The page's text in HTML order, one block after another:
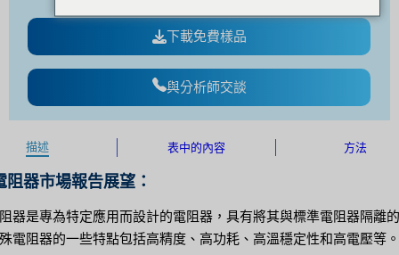
下載免費樣品
與分析師交談
描述 表中的內容 方法
阻器市場報告展望：
器是專為特定應用而設計的電阻器，具有將其與標準電阻器隔離
電阻器的一些特點包括高精度、高功耗、高溫穩定性和高電壓等。